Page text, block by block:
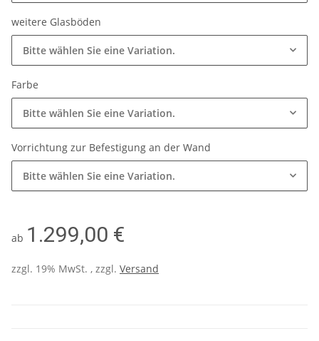
weitere Glasböden
Bitte wählen Sie eine Variation.
Farbe
Bitte wählen Sie eine Variation.
Vorrichtung zur Befestigung an der Wand
Bitte wählen Sie eine Variation.
ab 1.299,00 €
zzgl. 19% MwSt. , zzgl. Versand